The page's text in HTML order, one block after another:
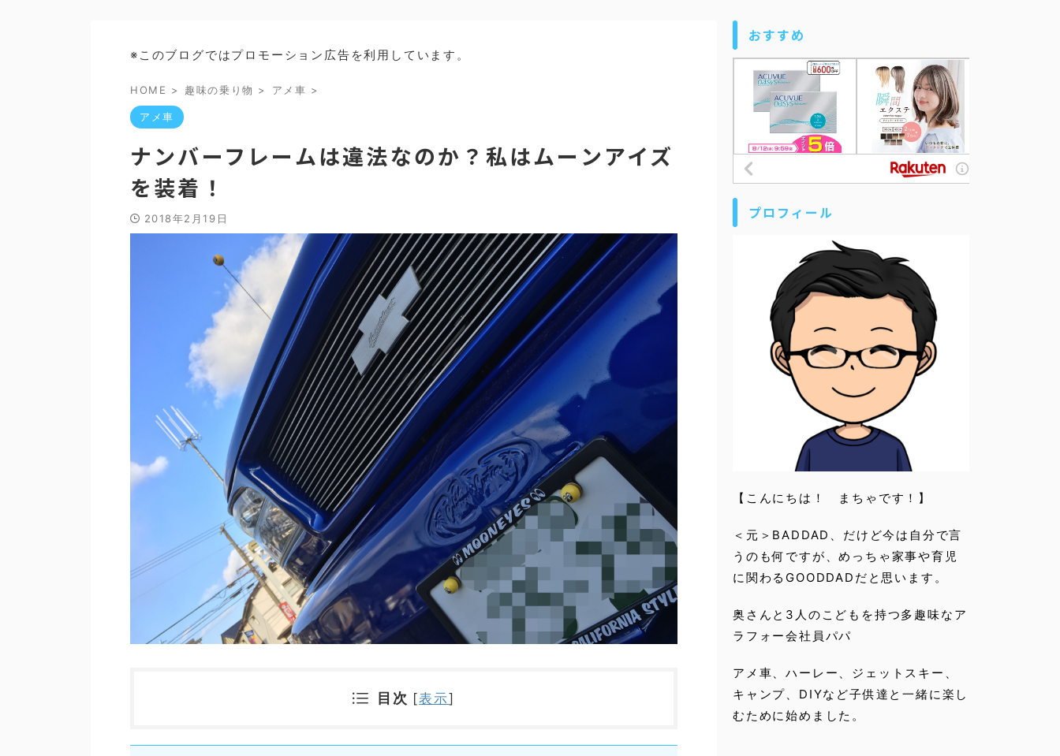
※このブログではプロモーション広告を利用しています。
HOME > 趣味の乗り物 > アメ車 >
アメ車
ナンバーフレームは違法なのか？私はムーンアイズ
を装着！
2018年2月19日
目次 [表示]
おすすめ
プロフィール
【こんにちは！ まちゃです！】
＜元＞BADDAD、だけど今は自分で言
うのも何ですが、めっちゃ家事や育児
に関わるGOODDADだと思います。
奥さんと3人のこどもを持つ多趣味なア
ラフォー会社員パパ
アメ車、ハーレー、ジェットスキー、
キャンプ、DIYなど子供達と一緒に楽し
むために始めました。